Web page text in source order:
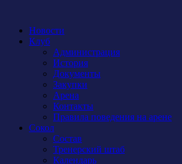
Новости
Клуб
Администрация
История
Документы
Закупки
Арена
Контакты
Правила поведения на арене
Сокол
Состав
Тренерский штаб
Календарь